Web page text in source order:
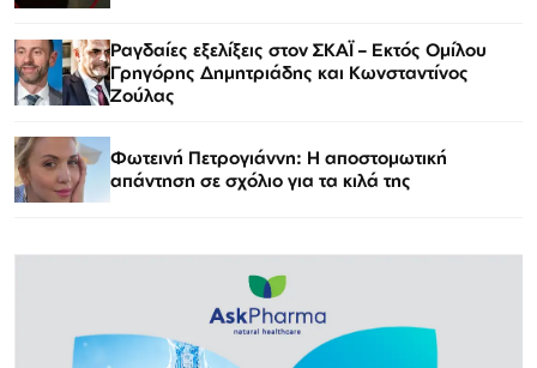
Ραγδαίες εξελίξεις στον ΣΚΑΪ – Εκτός Ομίλου
Γρηγόρης Δημητριάδης και Κωνσταντίνος
Ζούλας
Φωτεινή Πετρογιάννη: Η αποστομωτική
απάντηση σε σχόλιο για τα κιλά της